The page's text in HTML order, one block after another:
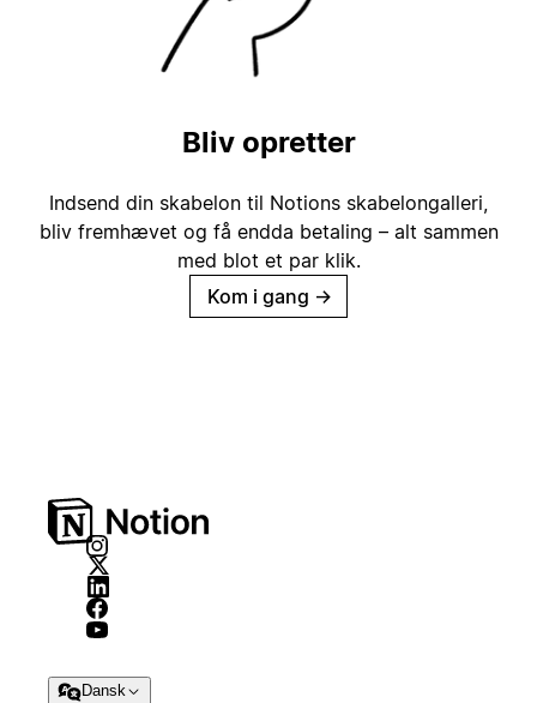
Bliv opretter
Indsend din skabelon til Notions skabelongalleri,
bliv fremhævet og få endda betaling – alt sammen
med blot et par klik.
Kom i gang →
Dansk